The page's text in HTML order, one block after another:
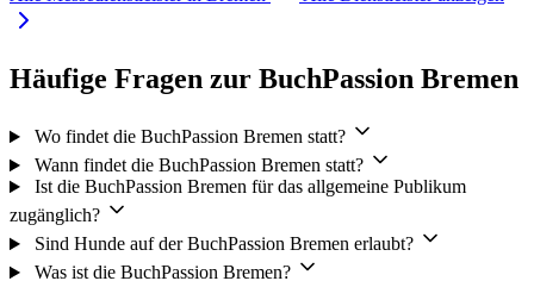
Häufige Fragen zur BuchPassion Bremen
Wo findet die BuchPassion Bremen statt?
Wann findet die BuchPassion Bremen statt?
Ist die BuchPassion Bremen für das allgemeine Publikum
zugänglich?
Sind Hunde auf der BuchPassion Bremen erlaubt?
Was ist die BuchPassion Bremen?